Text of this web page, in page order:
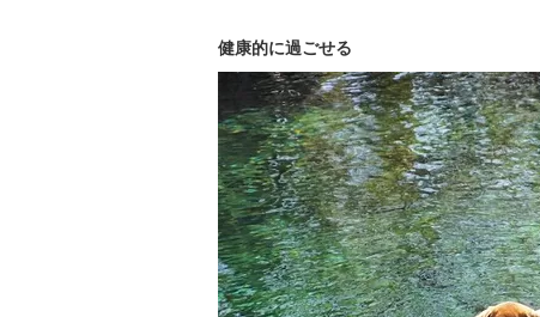
健康的に過ごせる